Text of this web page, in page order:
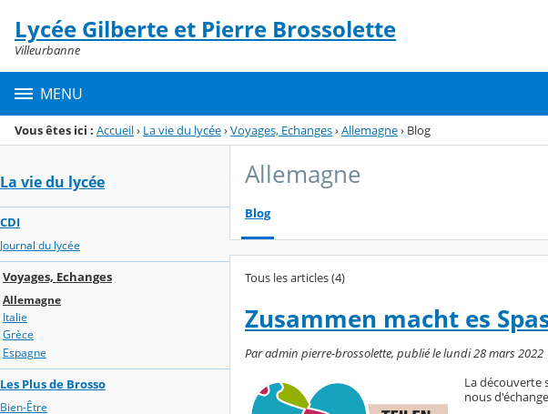
Menu de la rubrique
Contenu
Lycée Gilberte et Pierre Brossolette
Villeurbanne
MENU
Vous êtes ici : Accueil› La vie du lycée›Voyages, Echanges›Allemagne› Blog
La vie du lycée
CDI
Journal du lycée
Voyages, Echanges
Allemagne
Italie
Grèce
Espagne
Les Plus de Brosso
Bien-Être
Allemagne
Blog
Tous les articles (4)
Zusammen macht es
Par admin pierre-brossolette, publié le lundi 28 mars
La découverte
nous